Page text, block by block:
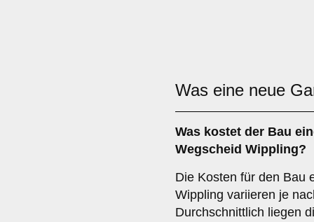
Was eine neue
Was kostet der Bau
Wegscheid Wippling?
Die Kosten für den Bau
Wippling variieren je
Durchschnittlich liegen